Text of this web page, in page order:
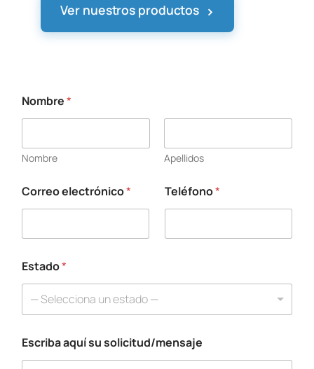
Ver nuestros productos ›
Nombre*
Nombre Apellidos
E
s
a
o
i
i
t
Correo electrónico* Teléfono*
Estado*
— Selecciona un estado —
Escriba aquí su solicitud/mensaje